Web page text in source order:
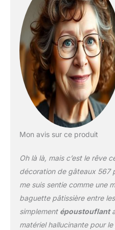
Mon avis sur ce produit
Oh là là, mais c’est le rêve
décoration de gâteaux 567
me suis sentie comme une
baguette pâtissière entre
simplement époustouflant
matériel hallucinante pour